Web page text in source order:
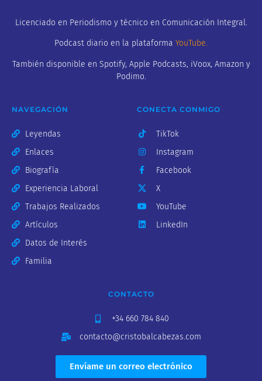
Licenciado en Periodismo y técnico en Comunicación Integral.
Podcast diario en la plataforma YouTube.
También disponible en Spotify, Apple Podcasts, iVoox, Amazon y
Podimo.
NAVEGACIÓN
Leyendas
Enlaces
Biografía
Experiencia Laboral
Trabajos Realizados
Artículos
Datos de Interés
Familia
CONECTA CONMIGO
TikTok
Instagram
Facebook
X
YouTube
LinkedIn
CONTACTO
+34 660 784 840
contacto@cristobalcabezas.com
Envíame un correo electrónico